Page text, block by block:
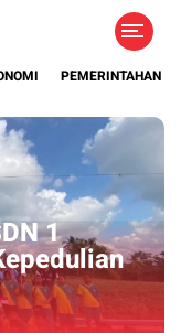
PEMERINTAHAN
Warior
Daya Tarik